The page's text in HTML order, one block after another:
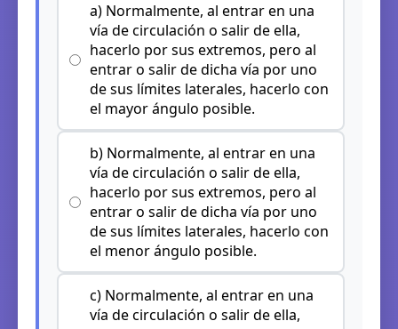
a) Normalmente, al entrar en una
vía de circulación o salir de ella,
hacerlo por sus extremos, pero al
entrar o salir de dicha vía por uno
de sus límites laterales, hacerlo con
el mayor ángulo posible.
b) Normalmente, al entrar en una
vía de circulación o salir de ella,
hacerlo por sus extremos, pero al
entrar o salir de dicha vía por uno
de sus límites laterales, hacerlo con
el menor ángulo posible.
c) Normalmente, al entrar en una
vía de circulación o salir de ella,